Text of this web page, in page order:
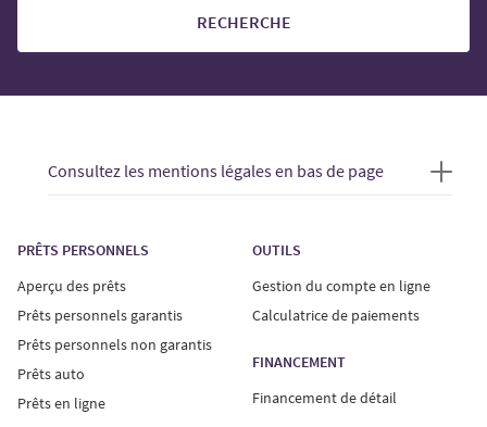
RECHERCHE
Consultez les mentions légales en bas de page
PRÊTS PERSONNELS
Aperçu des prêts
Prêts personnels garantis
Prêts personnels non garantis
Prêts auto
Prêts en ligne
OUTILS
Gestion du compte en ligne
Calculatrice de paiements
FINANCEMENT
Financement de détail